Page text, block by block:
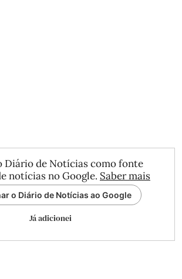
Diário de Notícias como fonte
notícias no Google. Saber mais
o Diário de Notícias ao Google
Já adicionei